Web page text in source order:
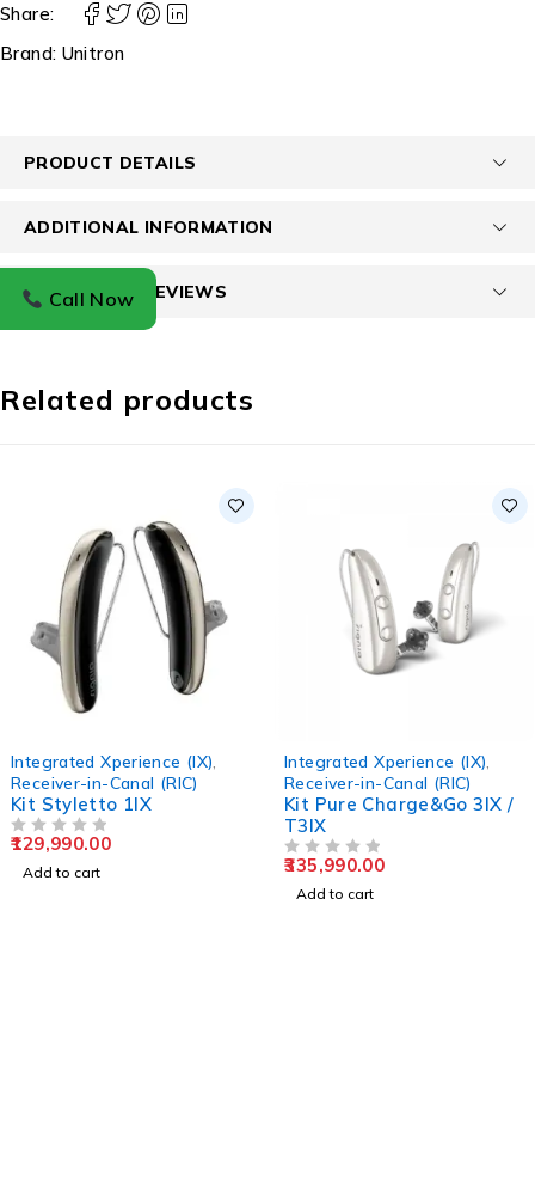
Share:
Brand: Unitron
PRODUCT DETAILS
ADDITIONAL INFORMATION
CUSTOMERS REVIEWS
Related products
Integrated Xperience (IX)
Receiver-in-Canal (RIC)
Kit Styletto 1IX
129,990.00
Add to cart
Integrated Xperience (IX)
Receiver-in-Canal (RIC)
Kit Pure Charge&Go 3IX /
T3IX
335,990.00
Add to cart
Call Now